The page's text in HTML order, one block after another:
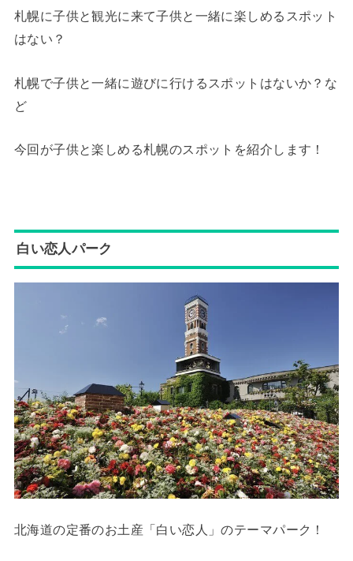
札幌に子供と観光に来て子供と一緒に楽しめるスポット
はない？
札幌で子供と一緒に遊びに行けるスポットはないか？な
ど
今回が子供と楽しめる札幌のスポットを紹介します！
白い恋人パーク
北海道の定番のお土産「白い恋人」のテーマパーク！